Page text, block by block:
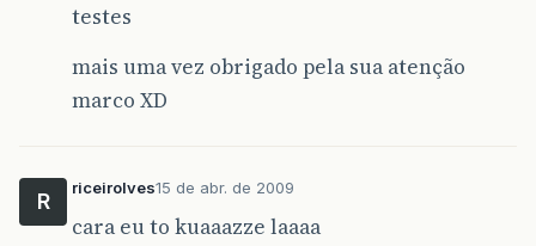
testes
mais uma vez obrigado pela sua atenção
marco XD
R
riceirolves15 de abr. de 2009
cara eu to kuaaazze laaaa